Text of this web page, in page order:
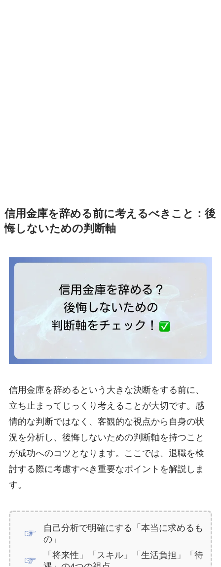
信用金庫を辞める前に考えるべきこと：後
悔しないための判断軸
信用金庫を辞めるという大きな決断をする前に、
立ち止まってじっくり考えることが大切です。感
情的な判断ではなく、客観的な視点から自身の状
況を分析し、後悔しないための判断軸を持つこと
が成功へのコツとなります。ここでは、退職を検
討する際に考慮すべき重要なポイントを解説しま
す。
自己分析で明確にする「本当に求めるも
の」
「将来性」「スキル」「生活負担」「待